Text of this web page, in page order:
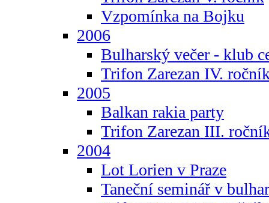
Vzpomínka na Bojku
2006
Bulharský večer - klub
Trifon Zarezan IV.
2005
Balkan rakia party
Trifon Zarezan III.
2004
Lot Lorien v Praze
Taneční seminář v